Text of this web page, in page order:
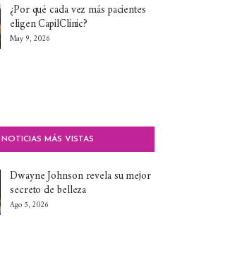
¿Por qué cada vez más pacientes
eligen CapilClinic?
May 9, 2026
NOTICIAS MÁS VISTAS
Dwayne Johnson revela su mejor
secreto de belleza
Ago 5, 2026